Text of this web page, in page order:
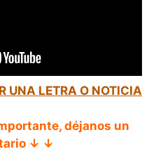
UNA LETRA O NOTICIA
déjanos un
↓ ↓